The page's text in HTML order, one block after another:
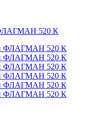
ФЛАГМАН 520 К